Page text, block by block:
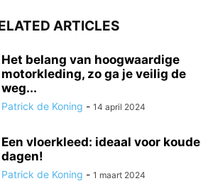
ARTICLES
Het belang van hoogwaardige
motorkleding, zo ga je veilig de
weg...
Patrick de Koning - 14 april 2024
Een vloerkleed: ideaal voor koude
dagen!
Patrick de Koning - 1 maart 2024